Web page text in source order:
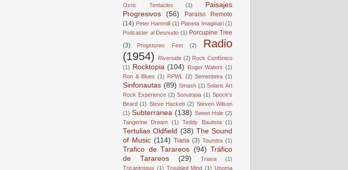
Ozric Tentacles (1)
Paisajes
Progresivos
(56)
Paraiso Remoto
(14) Peter Hammill (1) Planeta Imaginari (1)
Podcaster al Desnudo (1) Porcupine Tree
(3)
Progstureo Fest (2)
Radio
(1954)
Riverside (2) Rock Confónico
(1) Rocktopia (104) Roger Waters (1)
Ron & Blues (1) RPWL (2) Sementeira (1)
Sinfonautas (89) Smash (1) Solaris Art
Rock Experience (2) Sonutopia (1) Spock's
Beard (1) Steve Hackett (2) Steven Wilson
(1) Subterranea (138) Sweet Hole (2)
Tangerine Dream
(1) Teddy Bautista (1)
Tertulias Oldfield (38) The Sound
of Music (114) Tiana (3) Toundra (1)
Trafico de Tarareos (94) Tráfico
de Tarareos
(29) Triana
(1)
Tricantropus (1) Troubled Mind (1) Unoma